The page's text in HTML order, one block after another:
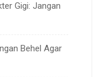
Gigi: Jangan
Behel Agar